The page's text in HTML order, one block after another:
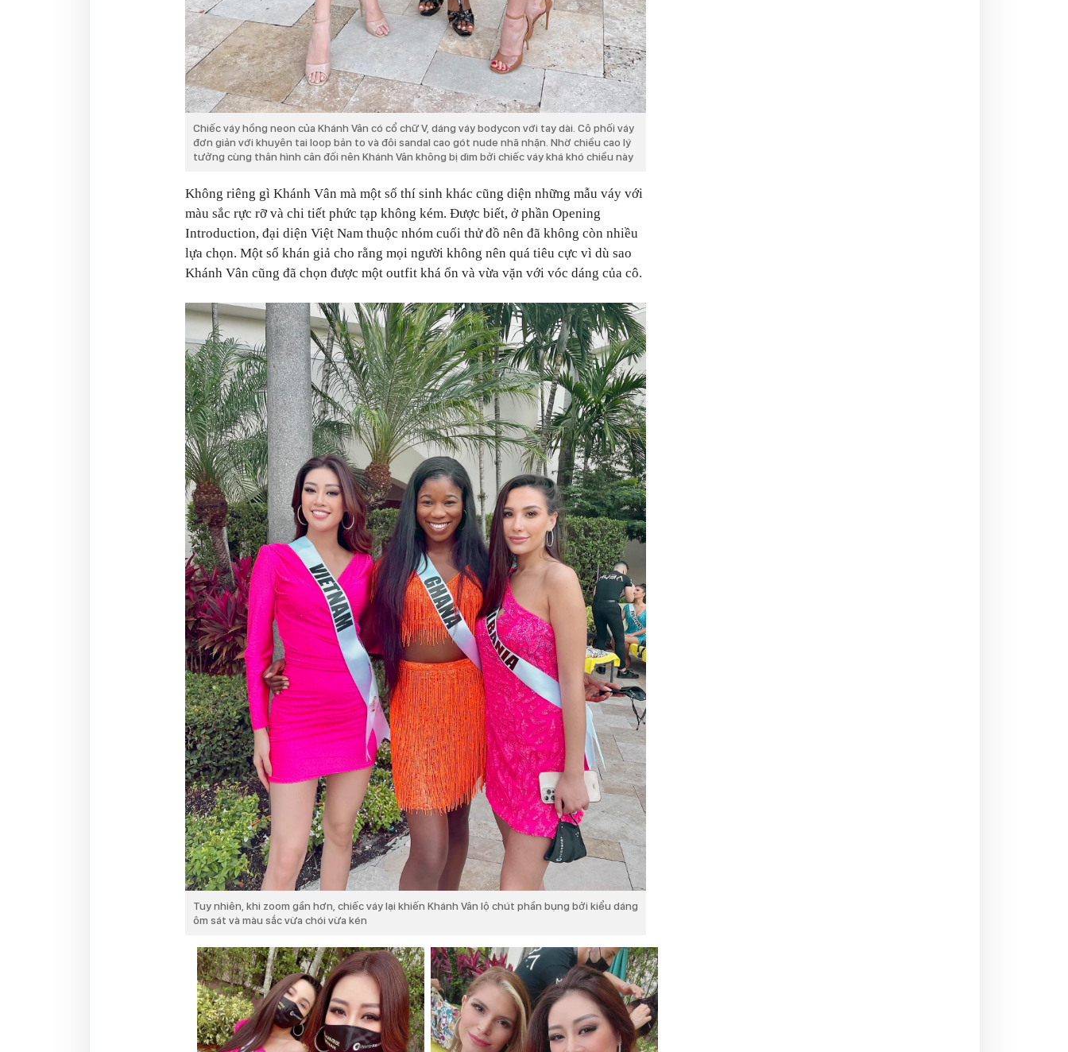
Chiếc váy hồng neon của Khánh Vân có cổ chữ V, dáng váy bodycon với tay dài. Cô phối váy
đơn giản với khuyên tai loop bản to và đôi sandal cao gót nude nhã nhặn. Nhờ chiều cao lý
tưởng cùng thân hình cân đối nên Khánh Vân không bị dìm bởi chiếc váy khá khó chiều này
Không riêng gì Khánh Vân mà một số thí sinh khác cũng diện những mẫu váy với
màu sắc rực rỡ và chi tiết phức tạp không kém. Được biết, ở phần Opening
Introduction, đại diện Việt Nam thuộc nhóm cuối thử đồ nên đã không còn nhiều
lựa chọn. Một số khán giả cho rằng mọi người không nên quá tiêu cực vì dù sao
Khánh Vân cũng đã chọn được một outfit khá ổn và vừa vặn với vóc dáng của cô.
Tuy nhiên, khi zoom gần hơn, chiếc váy lại khiến Khánh Vân lộ chút phần bụng bởi kiểu dáng
ôm sát và màu sắc vừa chói vừa kén